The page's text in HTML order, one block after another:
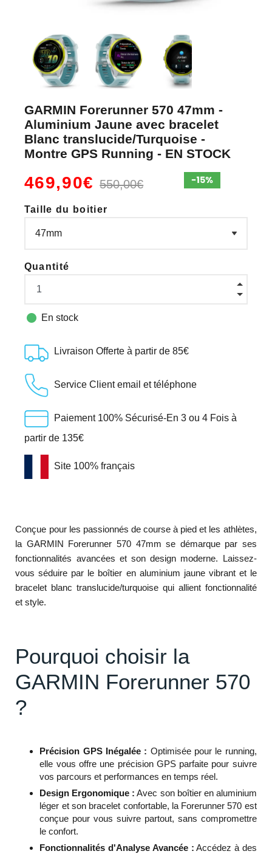
GARMIN Forerunner 570 47mm -
Aluminium Jaune avec bracelet
Blanc translucide/Turquoise -
Montre GPS Running - EN STOCK
469,90€550,00€
Taille du boitier
Quantité
 En stock
Livraison Offerte à partir de 85€
Service Client email et téléphone
Paiement 100% Sécurisé-En 3 ou 4 Fois à
partir de 135€
Site 100% français
Conçue pour les passionnés de course à pied et les athlètes,
la GARMIN Forerunner 570 47mm se démarque par ses
fonctionnalités avancées et son design moderne. Laissez-
vous séduire par le boîtier en aluminium jaune vibrant et le
bracelet blanc translucide/turquoise qui allient fonctionnalité
et style.
Pourquoi choisir la
GARMIN Forerunner 570
?
Précision GPS Inégalée : Optimisée pour le running,
elle vous offre une précision GPS parfaite pour suivre
vos parcours et performances en temps réel.
Design Ergonomique : Avec son boîtier en aluminium
léger et son bracelet confortable, la Forerunner 570 est
conçue pour vous suivre partout, sans compromettre
le confort.
Fonctionnalités d'Analyse Avancée : Accédez à des